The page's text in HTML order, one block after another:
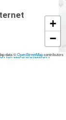
+
−
data ©OpenStreetMapcontributors
association-